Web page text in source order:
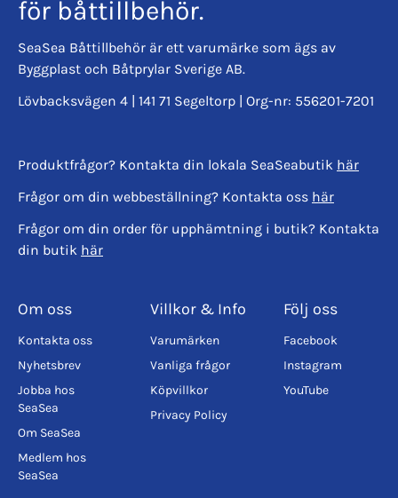
för båttillbehör.
SeaSea Båttillbehör är ett varumärke som ägs av
Byggplast och Båtprylar Sverige AB.
Lövbacksvägen 4 | 141 71 Segeltorp | Org-nr: 556201-7201
Produktfrågor? Kontakta din lokala SeaSeabutik här
Frågor om din webbeställning? Kontakta oss här
Frågor om din order för upphämtning i butik? Kontakta
din butik här
Om oss
Kontakta oss
Nyhetsbrev
Jobba hos
SeaSea
Om SeaSea
Medlem hos
SeaSea
Villkor & Info
Varumärken
Vanliga frågor
Köpvillkor
Privacy Policy
Följ oss
Facebook
Instagram
YouTube